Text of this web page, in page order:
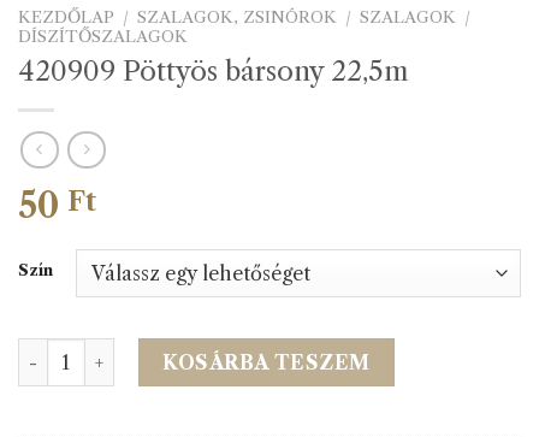
KEZDŐLAP / SZALAGOK, ZSINÓROK / SZALAGOK /
DÍSZÍTŐSZALAGOK
420909 Pöttyös bársony 22,5m
50 Ft
Szín
420909 Pöttyös bársony 22,5m mennyiség
KOSÁRBA TESZEM